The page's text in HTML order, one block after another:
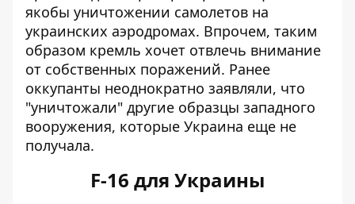
якобы уничтожении самолетов на
украинских аэродромах. Впрочем, таким
образом кремль хочет отвлечь внимание
от собственных поражений. Ранее
оккупанты неоднократно заявляли, что
"уничтожали" другие образцы западного
вооружения, которые Украина еще не
получала.
F-16 для Украины